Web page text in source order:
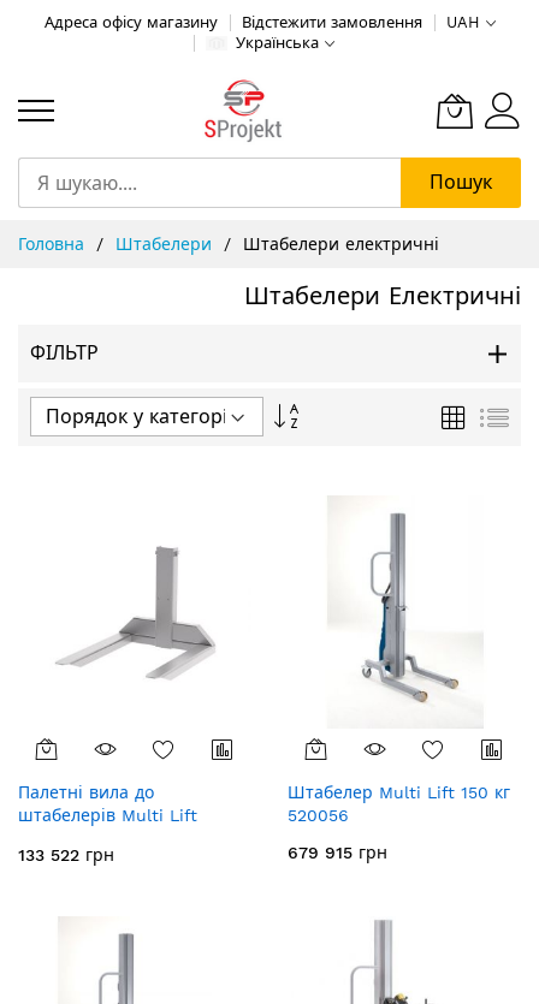
Адреса офісу магазину Відстежити замовлення
UAH
Українська
Пошук
Головна Штабелери Штабелери електричні
Штабелери Електричні
ФІЛЬТР
Сортувати
Таблиця
Палетні вила до
штабелерів Multi Lift
133 522 грн
Штабелер Multi Lift 150 кг
520056
679 915 грн